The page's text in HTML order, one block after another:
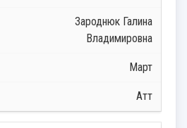
Зароднюк Галина
Владимировна
Март
Атт